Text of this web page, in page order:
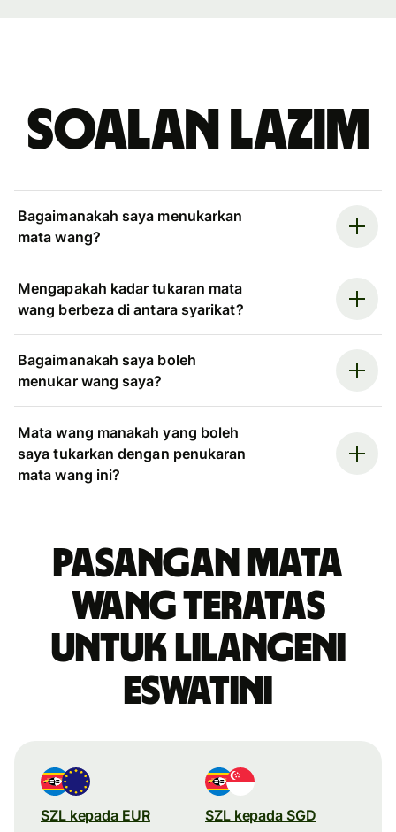
Soalan Lazim
Bagaimanakah saya menukarkan
mata wang?
Mengapakah kadar tukaran mata
wang berbeza di antara syarikat?
Bagaimanakah saya boleh
menukar wang saya?
Mata wang manakah yang boleh
saya tukarkan dengan penukaran
mata wang ini?
Pasangan mata
wang teratas
untuk Lilangeni
Eswatini
SZL kepada EUR SZL kepada SGD